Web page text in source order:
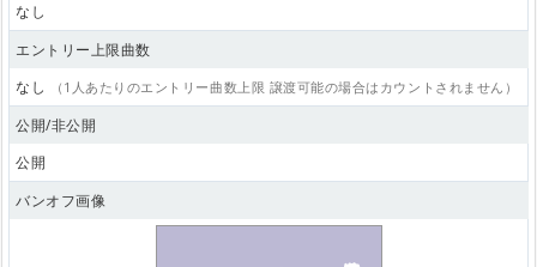
なし
エントリー上限曲数
なし
（1人あたりのエントリー曲数上限 譲渡可能の場合はカウントされません）
公開/非公開
公開
バンオフ画像